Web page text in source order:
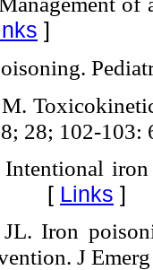
]
28; 102-103:
iron
[ Links ]
Iron
J